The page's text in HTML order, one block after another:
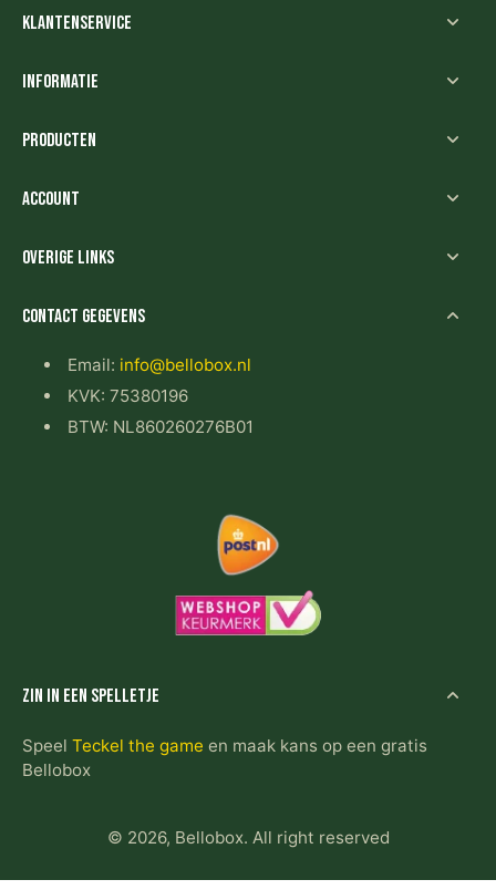
Klantenservice
Informatie
Producten
Account
Overige links
Contact gegevens
Email: info@bellobox.nl
KVK: 75380196
BTW: NL860260276B01
Zin in een spelletje
Speel Teckel the game en maak kans op een gratis
Bellobox
© 2026, Bellobox. All right reserved